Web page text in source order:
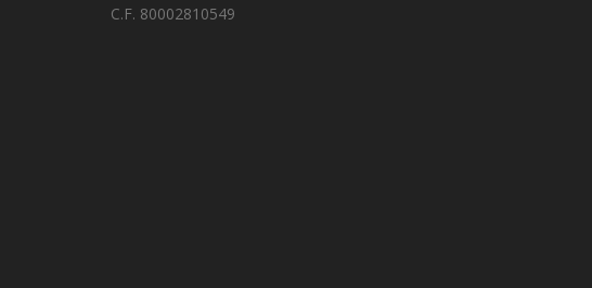
C.F. 80002810549